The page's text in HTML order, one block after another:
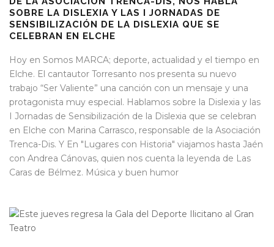
SOBRE LA DISLEXIA Y LAS I JORNADAS DE
SENSIBILIZACIÓN DE LA DISLEXIA QUE SE
CELEBRAN EN ELCHE
Hoy en Somos MARCA; deporte, actualidad y el tiempo en
Elche. El cantautor Torresanto nos presenta su nuevo
trabajo “Ser Valiente” una canción con un mensaje y una
protagonista muy especial. Hablamos sobre la Dislexia y las
I Jornadas de Sensibilización de la Dislexia que se celebran
en Elche con Marina Carrasco, responsable de la Asociación
Trenca-Dis. Y En "Lugares con Historia" viajamos hasta Jaén
con Andrea Cánovas, quien nos cuenta la leyenda de Las
Caras de Bélmez. Música y buen humor